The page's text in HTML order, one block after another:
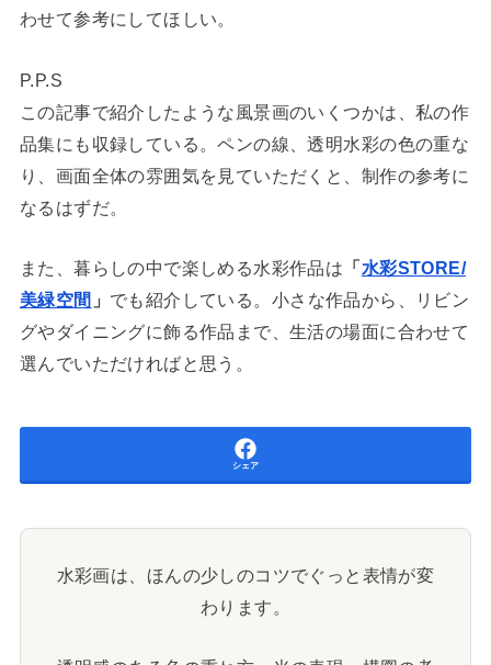
わせて参考にしてほしい。
P.P.S
この記事で紹介したような風景画のいくつかは、私の作
品集にも収録している。ペンの線、透明水彩の色の重な
り、画面全体の雰囲気を見ていただくと、制作の参考に
なるはずだ。
また、暮らしの中で楽しめる水彩作品は 「水彩STORE/
美緑空間 」 でも紹介している。小さな作品から、リビン
グやダイニングに飾る作品まで、生活の場面に合わせて
選んでいただければと思う。
シェア
水彩画は、ほんの少しのコツでぐっと表情が変
わります。